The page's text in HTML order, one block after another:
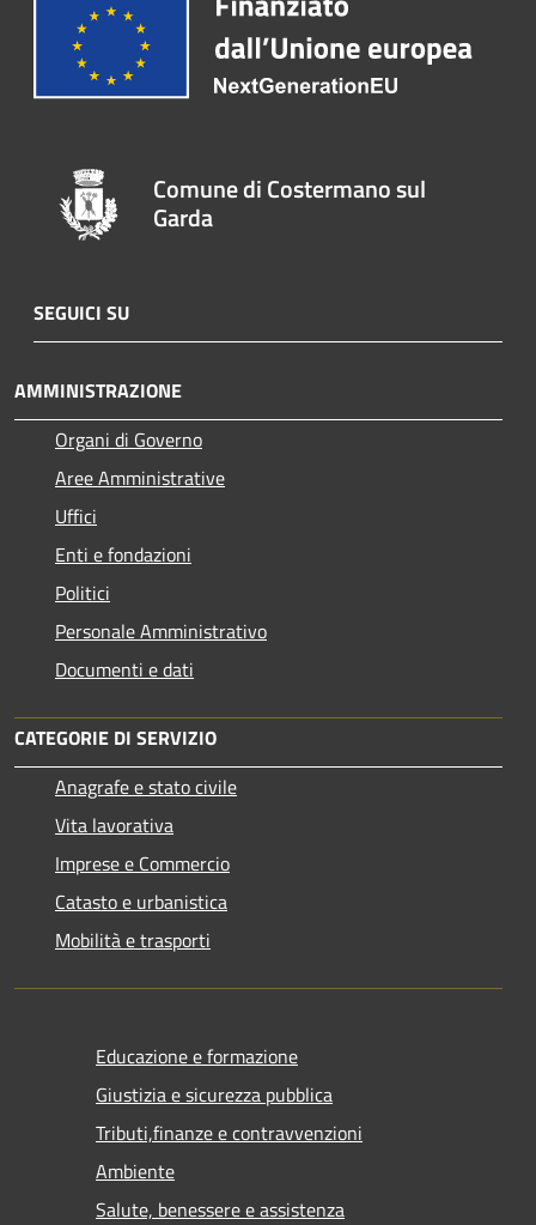
Comune di Costermano sul
Garda
SEGUICI SU
AMMINISTRAZIONE
Organi di Governo
Aree Amministrative
Uffici
Enti e fondazioni
Politici
Personale Amministrativo
Documenti e dati
CATEGORIE DI SERVIZIO
Anagrafe e stato civile
Vita lavorativa
Imprese e Commercio
Catasto e urbanistica
Mobilità e trasporti
Educazione e formazione
Giustizia e sicurezza pubblica
Tributi,finanze e contravvenzioni
Ambiente
Salute, benessere e assistenza